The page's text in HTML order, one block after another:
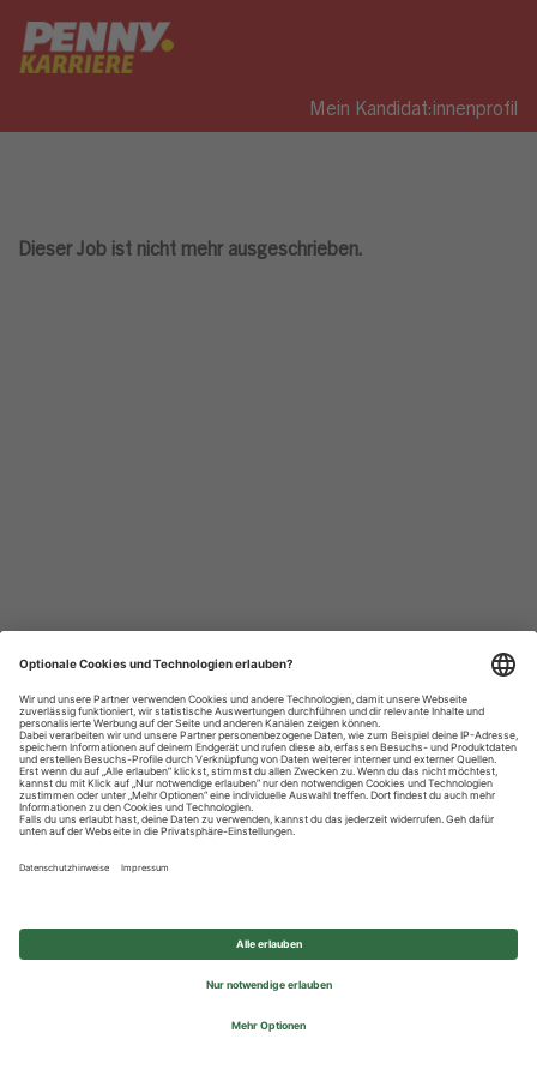
Mein Kandidat:innenprofil
Dieser Job ist nicht mehr ausgeschrieben.
Datenschutzhinweise
Impressum
Privatsphäre-Einstellungen
© 2026 REWE Group - All rights reserved